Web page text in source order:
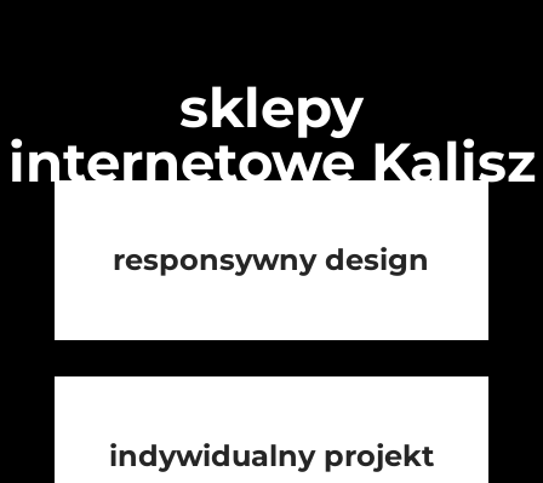
sklepy
internetowe Kalisz
responsywny design
indywidualny projekt